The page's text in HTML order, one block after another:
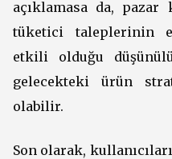
açıklamasa da, pazar
tüketici taleplerinin
etkili olduğu
gelecekteki ürün
olabilir.
Son olarak,